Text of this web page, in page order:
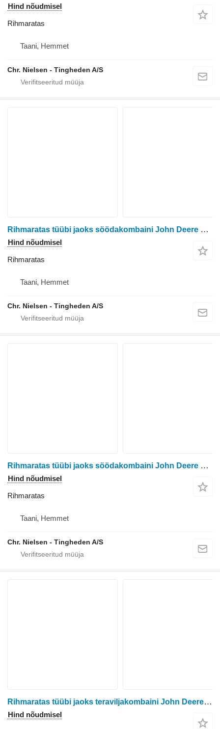
Hind nõudmisel
Rihmaratas
Taani, Hemmet
Chr. Nielsen - Tingheden A/S
Rihmaratas tüübi jaoks söödakombaini John Deere 6750
Hind nõudmisel
Rihmaratas
Taani, Hemmet
Chr. Nielsen - Tingheden A/S
Rihmaratas tüübi jaoks söödakombaini John Deere 6750
Hind nõudmisel
Rihmaratas
Taani, Hemmet
Chr. Nielsen - Tingheden A/S
Rihmaratas tüübi jaoks teraviljakombaini John Deere S690
Hind nõudmisel